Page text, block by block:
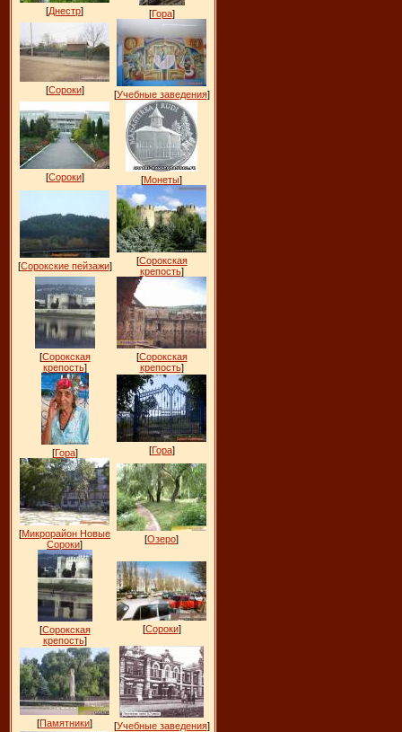
[Днестр] [Гора]
[Сороки] [Учебные заведения]
[Сороки] [Монеты]
[Сорокские пейзажи] [Сорокская
крепость]
[Сорокская
крепость]
[Сорокская
крепость]
[Гора] [Гора]
[Микрорайон Новые
Сороки] [Озеро]
[Сорокская
крепость]
[Сороки]
[Памятники] [Учебные заведения]